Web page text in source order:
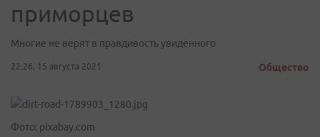
приморцев
Многие не верят в правдивость увиденного
22:26, 15 августа 2021 Общество
Фото: pixabay.com